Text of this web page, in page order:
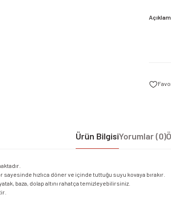
Ürün BilgisiYorumlar (0)
hızlıca döner ve içinde tuttuğu suyu kovaya bırakır.
baza, dolap altını rahatça temizleyebilirsiniz.